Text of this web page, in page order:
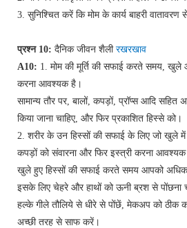
3. सुनिश्चित करें कि मोम के कार्य बाहरी वातावरण
प्रश्न 10: दैनिक जीवन शैलीरखरखाव
A10: 1. मोम की मूर्ति की सफाई करते समय, खुले
करना आवश्यक है।
सामान्य तौर पर, बालों, कपड़ों, प्रॉप्स आदि
किया जाना चाहिए, और फिर प्रकाशित हिस्से को।
2. शरीर के उन हिस्सों की सफाई के लिए जो खुले में
कपड़ों को संवारना और फिर इस्त्री करना
खुले हुए हिस्सों की सफाई करते समय आपको अधिक
इसके लिए चेहरे और हाथों को ऊनी ब्रश से पोंछना
हल्के गीले तौलिये से धीरे से पोंछें, मेकअप को ठीक
अच्छी तरह से साफ करें।